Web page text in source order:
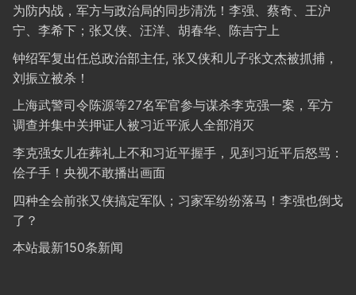
为防内战，军方与政治局的同步清洗！李强、蔡奇、王沪
宁、李希下；张又侠、汪洋、胡春华、陈吉宁上
钟绍军复出任总政治部主任, 张又侠和儿子张文杰被抓捕，
刘振立被杀！
上海武警司令陈源等27名军官参与谋杀李克强一案，军方
调查并集中关押证人被习近平派人全部消灭
李克强女儿在葬礼上不和习近平握手，见到习近平后怒骂：
侩子手！央视不敢播出画面
四种全会前张又侠搞定军队；习家军纷纷落马！李强也倒戈
了？
本站最新150条新闻